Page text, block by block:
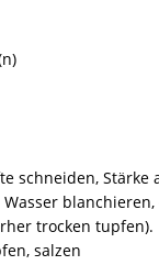
schneiden, Stärke
trocken tupfen).
salzen